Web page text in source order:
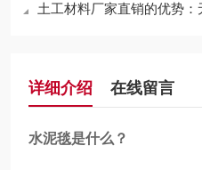
土工材料厂家直销的优势
详细介绍 在线留言
水泥毯是什么？